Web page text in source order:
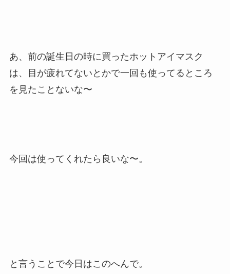
あ、前の誕生日の時に買ったホットアイマスク
は、目が疲れてないとかで一回も使ってるところ
を見たことないな〜
今回は使ってくれたら良いな〜。
と言うことで今日はこのへんで。